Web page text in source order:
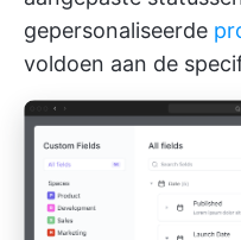
gepersonaliseerde
voldoen aan de